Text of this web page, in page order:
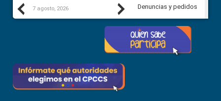
Previous
7 agosto, 2026 7 agosto, 2026
Next
Denuncias y pedidos